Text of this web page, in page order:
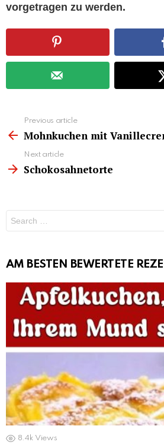
vorgetragen zu werden.
more
Previous article
Mohnkuchen mit
Next article
Schokosahnetorte
for:
AM BESTEN BEWERTETE
8.4k Views